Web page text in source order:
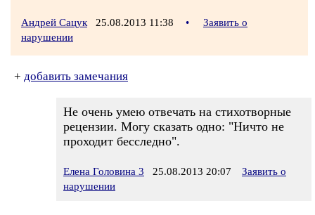
Андрей Сацук 25.08.2013 11:38 •
Заявить о
нарушении
+ добавить замечания
Не очень умею отвечать на стихотворные
рецензии. Могу сказать одно: "Ничто не
проходит бесследно".
Елена Головина 3 25.08.2013 20:07
Заявить о
нарушении